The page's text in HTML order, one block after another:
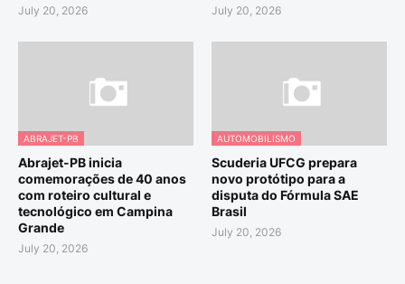
July 20, 2026 July 20, 2026
ABRAJET-PB
Abrajet-PB inicia
comemorações de 40 anos
com roteiro cultural e
tecnológico em Campina
Grande
July 20, 2026
AUTOMOBILISMO
Scuderia UFCG prepara
novo protótipo para a
disputa do Fórmula SAE
Brasil
July 20, 2026